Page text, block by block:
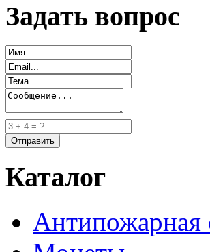
Задать вопрос
Каталог
Антипожарная